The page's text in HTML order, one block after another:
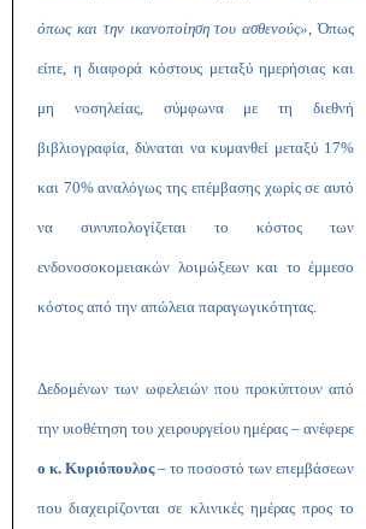
όπως και την ικανοποίηση του ασθενούς», Όπως
είπε, η διαφορά κόστους μεταξύ ημερήσιας και
μη νοσηλείας, σύμφωνα με τη διεθνή
βιβλιογραφία, δύναται να κυμανθεί μεταξύ 17%
και 70% αναλόγως της επέμβασης χωρίς σε αυτό
να συνυπολογίζεται το κόστος των
ενδονοσοκομειακών λοιμώξεων και το έμμεσο
κόστος από την απώλεια παραγωγικότητας.
Δεδομένων των ωφελειών που προκύπτουν από
την υιοθέτηση του χειρουργείου ημέρας – ανέφερε
ο κ. Κυριόπουλος– το ποσοστό των επεμβάσεων
που διαχειρίζονται σε κλινικές ημέρας προς το